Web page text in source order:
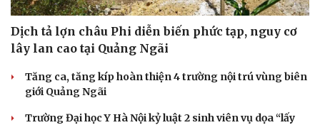
Dịch tả lợn châu Phi diễn biến phức tạp, nguy cơ
lây lan cao tại Quảng Ngãi
Tăng ca, tăng kíp hoàn thiện 4 trường nội trú vùng biên
giới Quảng Ngãi
Trường Đại học Y Hà Nội kỷ luật 2 sinh viên vụ dọa “lấy